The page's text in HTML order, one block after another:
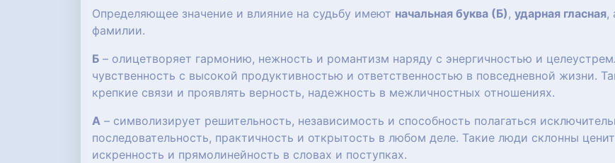
Определяющее значение и влияние на судьбу имеют начальная буква (Б), ударная гласная,
фамилии.
Б – олицетворяет гармонию, нежность и романтизм наряду с энергичностью и
чувственность с высокой продуктивностью и ответственностью в повседневной жизни.
крепкие связи и проявлять верность, надежность в межличностных отношениях.
А – символизирует решительность, независимость и способность полагаться
последовательность, практичность и открытость в любом деле. Такие люди склонны
искренность и прямолинейность в словах и поступках.